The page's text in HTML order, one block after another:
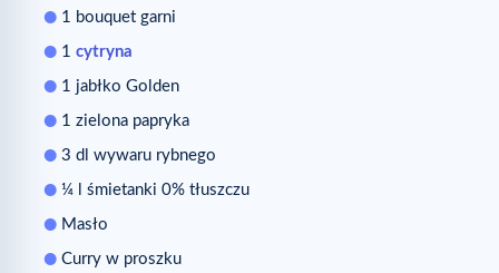
1 bouquet garni
1 cytryna
1 jabłko Golden
1 zielona papryka
3 dl wywaru rybnego
¼ l śmietanki 0% tłuszczu
Masło
Curry w proszku